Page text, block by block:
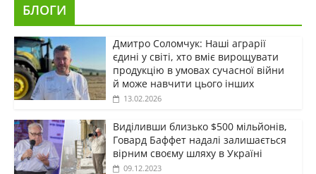
БЛОГИ
Дмитро Соломчук: Наші аграрії
єдині у світі, хто вміє вирощувати
продукцію в умовах сучасної війни
й може навчити цього інших
13.02.2026
Виділивши близько $500 мільйонів,
Говард Баффет надалі залишається
вірним своєму шляху в Україні
09.12.2023